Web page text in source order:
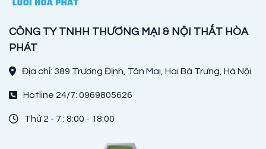
CÔNG TY TNHH THƯƠNG MẠI & NỘI THẤT HÒA
PHÁT
Địa chỉ: 389 Trương Định, Tân Mai, Hai Bà Trưng, Hà Nội
Hotline 24/7: 0969805626
Thứ 2 - 7 : 8:00 - 18:00